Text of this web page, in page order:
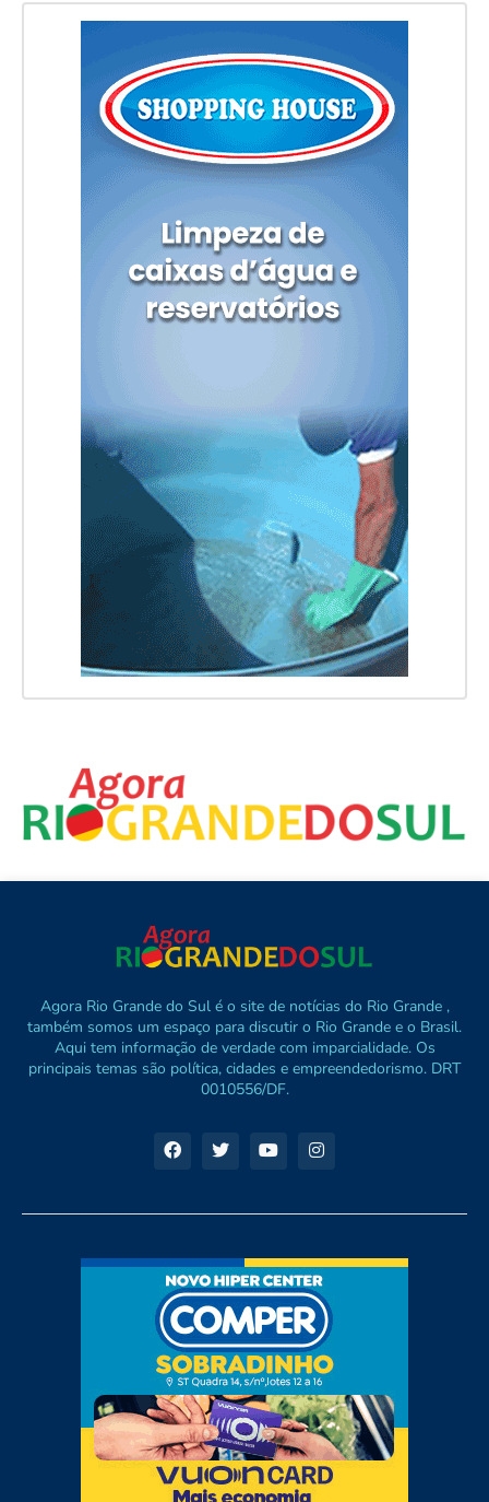
Agora Rio Grande do Sul é o site de notícias do Rio Grande ,
também somos um espaço para discutir o Rio Grande e o Brasil.
Aqui tem informação de verdade com imparcialidade. Os
principais temas são política, cidades e empreendedorismo. DRT
0010556/DF.